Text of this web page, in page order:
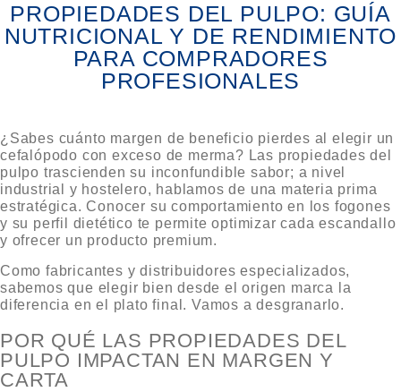
PROPIEDADES DEL PULPO: GUÍA
NUTRICIONAL Y DE RENDIMIENTO
PARA COMPRADORES
PROFESIONALES
¿Sabes cuánto margen de beneficio pierdes al elegir un
cefalópodo con exceso de merma? Las propiedades del
pulpo trascienden su inconfundible sabor; a nivel
industrial y hostelero, hablamos de una materia prima
estratégica. Conocer su comportamiento en los fogones
y su perfil dietético te permite optimizar cada escandallo
y ofrecer un producto premium.
Como fabricantes y distribuidores especializados,
sabemos que elegir bien desde el origen marca la
diferencia en el plato final. Vamos a desgranarlo.
POR QUÉ LAS PROPIEDADES DEL
PULPO IMPACTAN EN MARGEN Y
CARTA